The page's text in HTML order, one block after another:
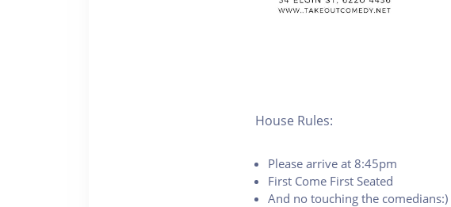
House Rules:
Please arrive at 8:45pm
First Come First Seated
And no touching the comedians:)